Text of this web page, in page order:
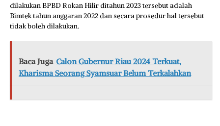
dilakukan BPBD Rokan Hilir ditahun 2023 tersebut adalah
Bimtek tahun anggaran 2022 dan secara prosedur hal tersebut
tidak boleh dilakukan.
Baca Juga Calon Gubernur Riau 2024 Terkuat,
Kharisma Seorang Syamsuar Belum Terkalahkan